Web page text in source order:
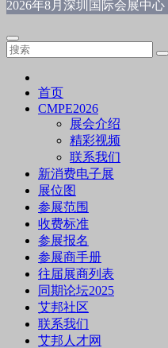
2026年8月深圳国际会展中心
首页
CMPE2026
展会介绍
精彩视频
联系我们
新消费电子展
展位图
参展范围
收费标准
参展报名
参展商手册
往届展商列表
同期论坛2025
艾邦社区
联系我们
艾邦人才网